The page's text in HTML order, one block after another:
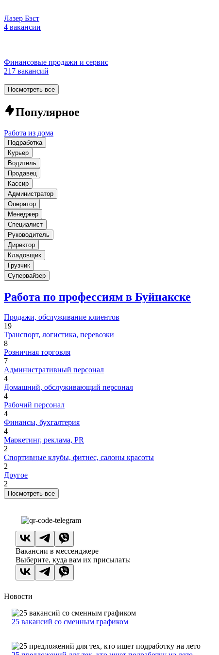
Лазер Бэст
4 вакансии
Финансовые продажи и сервис
217 вакансий
Посмотреть все
Популярное
Работа из дома
Подработка
Курьер
Водитель
Продавец
Кассир
Администратор
Оператор
Менеджер
Специалист
Руководитель
Директор
Кладовщик
Грузчик
Супервайзер
Работа по профессиям в Буйнакске
Продажи, обслуживание клиентов
19
Транспорт, логистика, перевозки
8
Розничная торговля
7
Административный персонал
4
Домашний, обслуживающий персонал
4
Рабочий персонал
4
Финансы, бухгалтерия
4
Маркетинг, реклама, PR
2
Спортивные клубы, фитнес, салоны красоты
2
Другое
2
Посмотреть все
Вакансии в мессенджере
Выберите, куда вам их присылать:
Новости
25 вакансий со сменным графиком